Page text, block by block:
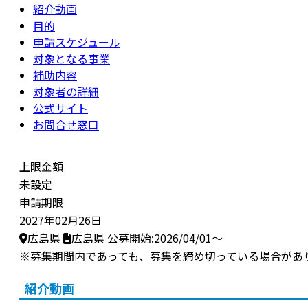
紹介動画
目的
申請スケジュール
対象となる事業
補助内容
対象者の詳細
公式サイト
お問合せ窓口
上限金額
未設定
申請期限
2027年02月26日
広島県
広島県 公募開始:2026/04/01～
※募集期間内であっても、募集を締め切っている場合があ
紹介動画